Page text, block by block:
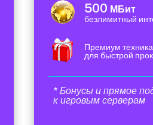
500 МБит
безлимитный
Премиум
для быстрой
* Бонусы и прямое
к игровым серверам